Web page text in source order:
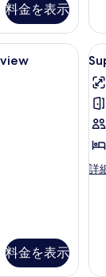
料金を表示
の
写
真
を
表
示
す
る
の
細
Twin Room, No
料金を表示
の
写
詳
詳